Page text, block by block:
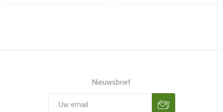
Nieuwsbrief